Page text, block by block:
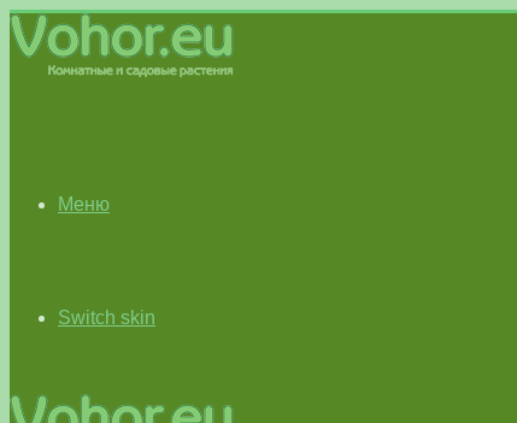
Меню
Switch skin